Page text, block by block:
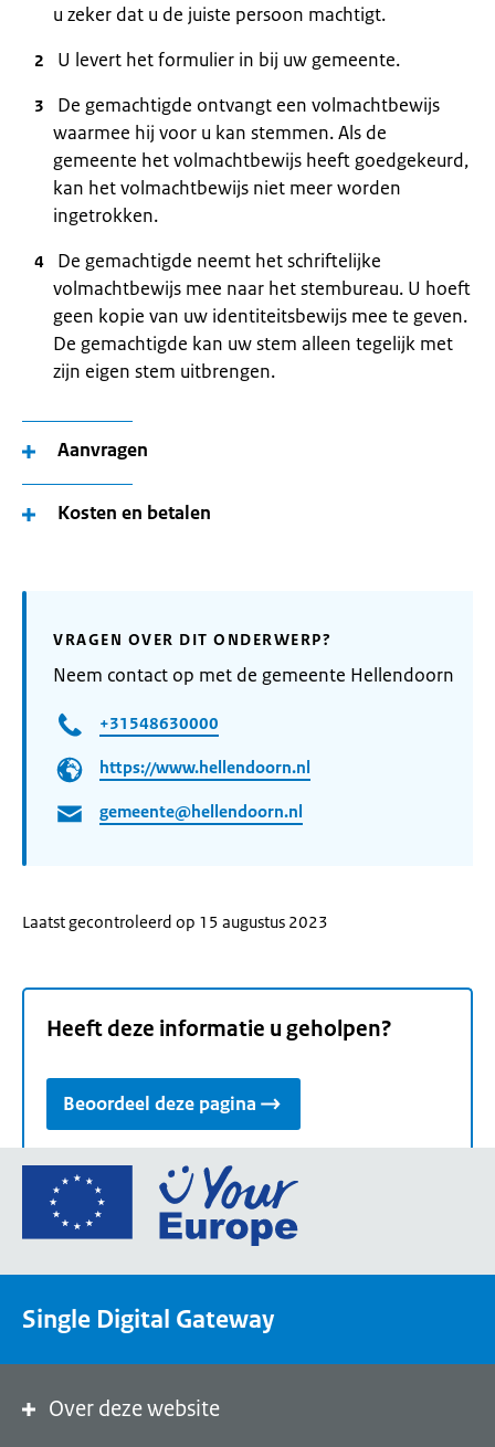
u zeker dat u de juiste persoon machtigt.
U levert het formulier in bij uw gemeente.
De gemachtigde ontvangt een volmachtbewijs
waarmee hij voor u kan stemmen. Als de
gemeente het volmachtbewijs heeft goedgekeurd,
kan het volmachtbewijs niet meer worden
ingetrokken.
De gemachtigde neemt het schriftelijke
volmachtbewijs mee naar het stembureau. U hoeft
geen kopie van uw identiteitsbewijs mee te geven.
De gemachtigde kan uw stem alleen tegelijk met
zijn eigen stem uitbrengen.
Aanvragen
Kosten en betalen
VRAGEN OVER DIT ONDERWERP?
Neem contact op met de gemeente Hellendoorn
+31548630000
https://www.hellendoorn.nl
gemeente@hellendoorn.nl
Laatst gecontroleerd op 15 augustus 2023
Heeft deze informatie u geholpen?
Beoordeel deze pagina
Ga
de
een
Single Digital Gateway
Over deze website